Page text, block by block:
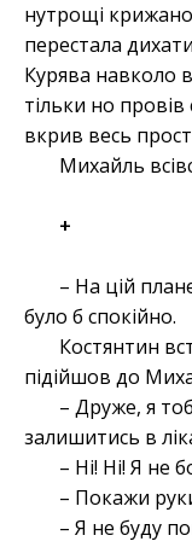
нутрощі
перестала
Курява навколо
тільки но
вкрив весь
Михайль
+
– На цій
було б спокійно.
Костянтин
підійшов до
– Друже, я
залишитись в
– Ні! Ні! Я не
– Покажи
– Я не буду